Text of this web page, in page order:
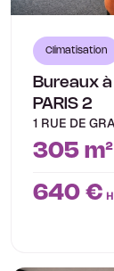
Climatisation
Bureaux
PARIS 2
1 RUE DE
305 m²
640 €